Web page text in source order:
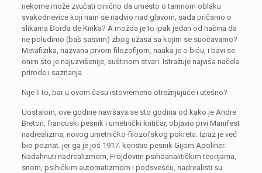
nekome može zvučati cinično da umesto o tamnom oblaku
svakodnevice koji nam se nadvio nad glavom, sada pričamo o
slikama Đorđa de Kirika? A možda je to ipak jedan od načina da
ne poludimo (baš sasvim) zbog užasa sa kojim se suočavamo?
Metafizika, nazvana prvom filozofijom, nauka je o biću, i bavi se
onim što je najuzvišenije, suštinom stvari. Istražuje najviša načela
prirode i saznanja.
Nije li to, bar u ovom času istovremeno otrežnjujuće i utešno?
Uostalom, ove godine navršava se sto godina od kako je Andre
Breton, francuski pesnik i umetnički kritičar, objavio prvi Manifest
nadrealizma, novog umetničko-filozofskog pokreta. Izraz je već
bio poznat. jer ga je još 1917. koristio pesnik Gijom Apoliner.
Nadahnuti nadrealizmom, Frojdovim psihoanalitičkim teorijama,
snom, psihičkim automatizmom i podsvešću, nadrealisti su